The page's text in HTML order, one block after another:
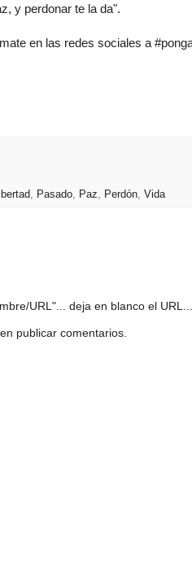
y perdonar te la da".
en las redes sociales a
, Pasado, Paz, Perdón, Vida
URL"... deja en blanco el
publicar comentarios.